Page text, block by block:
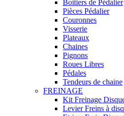
Boitiers de Pédalier
Pièces Pédalier
Couronnes
Visserie
Plateaux
Chaines
Pignons
Roues Libres
Pédales
Tendeurs de chaine
FREINAGE
Kit Freinage
Levier Freins à